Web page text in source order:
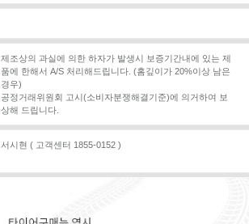
제조상의 과실에 의한 하자가 발생시 보증기간내에 있는 제
품에 한해서 A/S 처리해드립니다. (홈깊이가 20%이상 남은
경우)
공정거래위원회 고시(소비자분쟁해결기준)에 의거하여 보
상해 드립니다.
서시현 ( 고객센터 1855-0152 )